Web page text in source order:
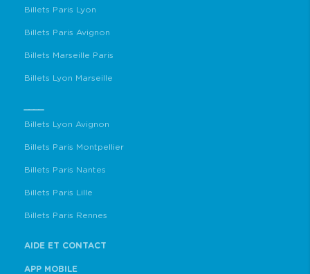
Billets Paris Lyon
Billets Paris Avignon
Billets Marseille Paris
Billets Lyon Marseille
Billets Lyon Avignon
Billets Paris Montpellier
Billets Paris Nantes
Billets Paris Lille
Billets Paris Rennes
AIDE ET CONTACT
APP MOBILE